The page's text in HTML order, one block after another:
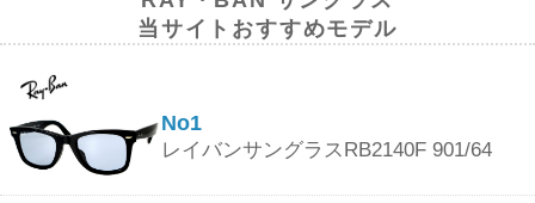
当サイトおすすめモデル
No1
レイバンサングラスRB2140F 901/64